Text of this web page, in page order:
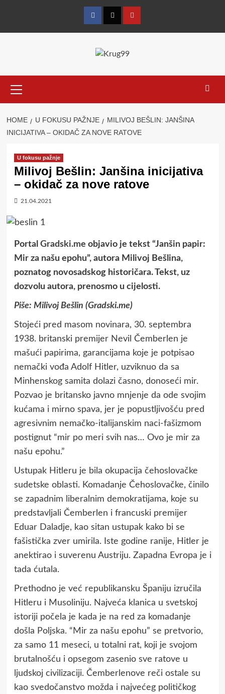
FacebookTwitterYouTube
Menu
HOME U FOKUSU PAŽNJE
MILIVOJ BEŠLIN: JANŠINA
INICIJATIVA – OKIDAČ ZA NOVE RATOVE
U fokusu pažnje
Milivoj Bešlin: Janšina inicijativa
– okidač za nove ratove
21.04.2021
Portal Gradski.me objavio je tekst “Janšin papir:
Mir za našu epohu”, autora Milivoj Bešlina,
poznatog novosadskog historičara. Tekst, uz
dozvolu autora, prenosmo u cijelosti.
Piše: Milivoj Bešlin (Gradski.me)
Stojeći pred masom novinara, 30. septembra
1938. britanski premijer Nevil Čemberlen je
mašući papirima, garancijama koje je potpisao
nemački vođa Adolf Hitler, uzviknuo da sa
Minhenskog samita dolazi časno, donoseći mir.
Pozvao je britansko javno mnjenje da ode svojim
kućama i mirno spava, jer je popustljivošću pred
agresivnim nemačko-italijanskim naci-fašizmom
postignut “mir po meri svih nas… Ovo je mir za
našu epohu.”
Ustupak Hitleru je bila okupacija čehoslovačke
sudetske oblasti. Komadanje Čehoslovačke, činilo
se zapadnim liberalnim demokratijama, koje su
predstavljali Čemberlen i francuski premijer
Eduar Daladje, kao sitan ustupak kako bi se
fašistička zver umirila. Iste godine ranije, Hitler je
anektirao i suverenu Austriju. Zapadna Evropa je i
tada ćutala.
Prethodno je već republikansku Španiju izručila
Hitleru i Musoliniju. Najveća klanica u svetskoj
istoriji počela je kada je na red za komadanje
došla Poljska. “Mir za našu epohu” se pretvorio,
za samo 11 meseci, u totalni rat, koji je svojom
brutalnošću i opsegom zasenio sve ratove u
ljudskoj civilizaciji. Čemberlenove reči ostale su
kao svedočanstvo možda i najvećeg političkog